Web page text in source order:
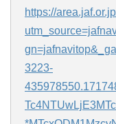
https://
3223-